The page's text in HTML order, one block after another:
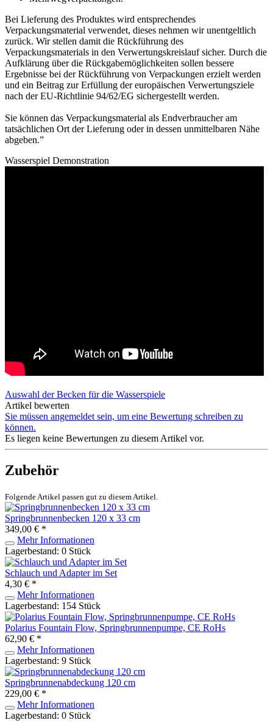
Bei Lieferung des Produktes wird entsprechendes
Verpackungsmaterial verwendet, dieses nehmen wir unentgeltlich
zurück. Wir stellen damit die Rückführung des
Verpackungsmaterials in den Verwertungskreislauf sicher. Durch die
Aufklärung über die Rückgabemöglichkeiten sollen bessere
Ergebnisse bei der Rückführung von Verpackungen erzielt werden
und ein Beitrag zur Erfüllung der europäischen Verwertungsziele
nach der EU-Richtlinie 94/62/EG sichergestellt werden.
Sie können das Verpackungsmaterial als Endverbraucher am
tatsächlichen Ort der Lieferung oder in dessen unmittelbaren Nähe
abgeben.”
Wasserspiel Demonstration
Auswahl der Becken für die Wasserspiele
Artikel bewerten
Sie müssen angemeldet sein, um eine Bewertung schreiben zu
können.
Es liegen keine Bewertungen zu diesem Artikel vor.
Zubehör
Folgende Artikel passen gut zu diesem Artikel.
Springbrunnenbecken 120 x 33 cm
349,00 € *
Mehr Informationen
Lagerbestand: 0 Stück
Schlauch und Adapter im Set
4,30 € *
Mehr Informationen
Lagerbestand: 154 Stück
Polarius Fountain Flow, Springbrunnenpumpe, CE RoHs
62,90 € *
Mehr Informationen
Lagerbestand: 9 Stück
Springbrunnenabdeckung 120 cm
229,00 € *
Mehr Informationen
Lagerbestand: 0 Stück